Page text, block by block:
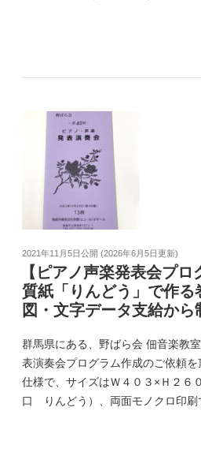
2021年11月5日公開 (2026年6月5日更新)
【ピアノ声楽発表会プ
質紙「りんどう」で作る
図・文字データ支給から
群馬県にある、野ばら会 佃音楽教
表演奏会プログラム作成のご依頼
仕様で、サイズはＷ４０３×Ｈ２６
口 りんどう）、両面モノクロ印